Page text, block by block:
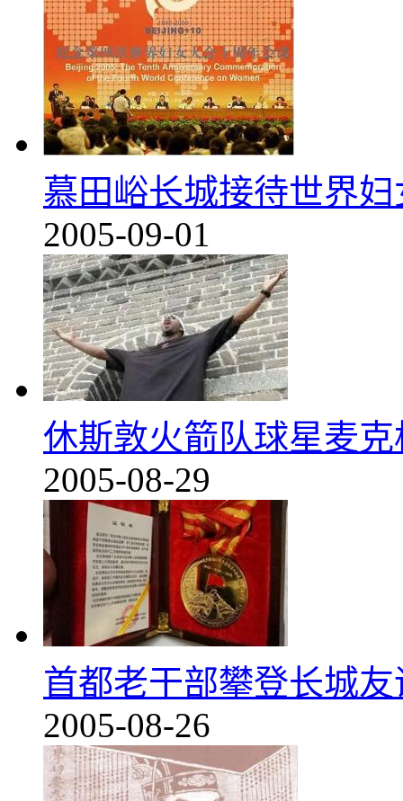
慕田峪长城接待世界
2005-09-01
休斯敦火箭队球星麦
2005-08-29
首都老干部攀登长城
2005-08-26